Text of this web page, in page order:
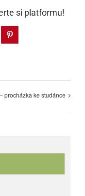
si platformu!
Pinterest
procházka ke studánce